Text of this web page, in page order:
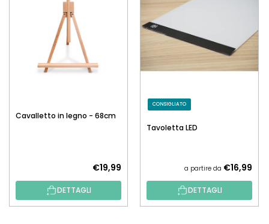
Cavalletto in legno - 68cm
€19,99
DETTAGLI
CONSIGLIATO
Tavoletta LED
a partire da €16,99
DETTAGLI